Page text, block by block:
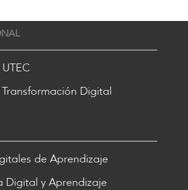
Digital
de Aprendizaje
Digital y Aprendizaje